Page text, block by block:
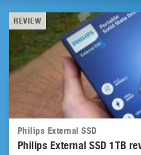
REVIEW
Philips External SSD
Philips External SSD 1TB